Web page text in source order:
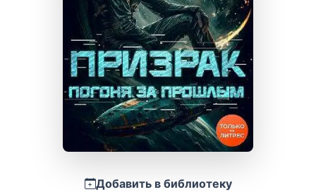
Добавить в библиотеку